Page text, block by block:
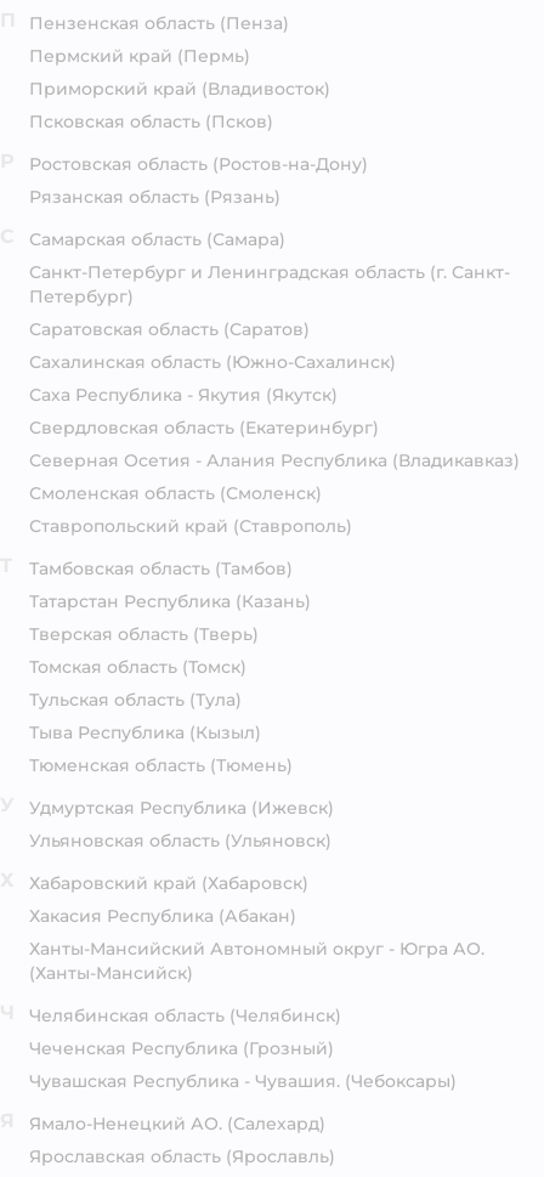
Пензенская область (Пенза)
Пермский край (Пермь)
Приморский край (Владивосток)
Псковская область (Псков)
Ростовская область (Ростов-на-Дону)
Рязанская область (Рязань)
Самарская область (Самара)
Санкт-Петербург и Ленинградская область (г. Санкт-
Петербург)
Саратовская область (Саратов)
Сахалинская область (Южно-Сахалинск)
Саха Республика - Якутия (Якутск)
Свердловская область (Екатеринбург)
Северная Осетия - Алания Республика (Владикавказ)
Смоленская область (Смоленск)
Ставропольский край (Ставрополь)
Тамбовская область (Тамбов)
Татарстан Республика (Казань)
Тверская область (Тверь)
Томская область (Томск)
Тульская область (Тула)
Тыва Республика (Кызыл)
Тюменская область (Тюмень)
Удмуртская Республика (Ижевск)
Ульяновская область (Ульяновск)
Хабаровский край (Хабаровск)
Хакасия Республика (Абакан)
Ханты-Мансийский Автономный округ - Югра АО.
(Ханты-Мансийск)
Челябинская область (Челябинск)
Чеченская Республика (Грозный)
Чувашская Республика - Чувашия. (Чебоксары)
Ямало-Ненецкий АО. (Салехард)
Ярославская область (Ярославль)